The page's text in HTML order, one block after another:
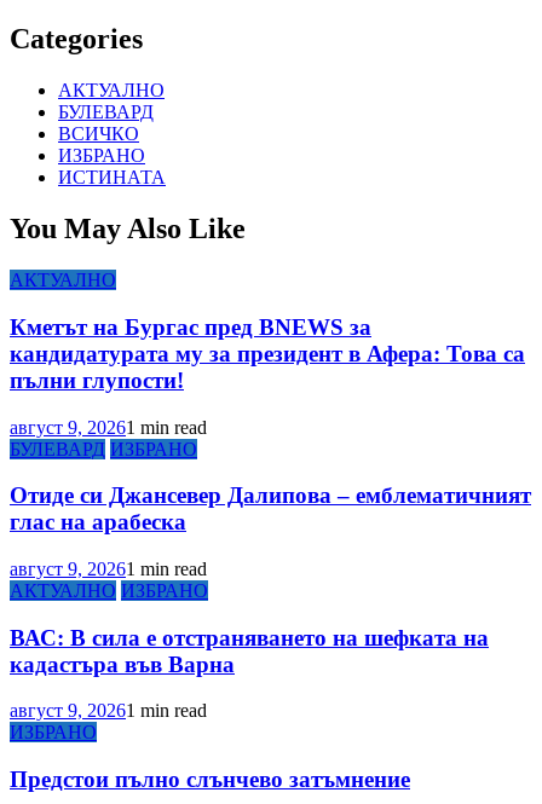
Categories
АКТУАЛНО
БУЛЕВАРД
ВСИЧКО
ИЗБРАНО
ИСТИНАТА
You May Also Like
АКТУАЛНО
Кметът на Бургас пред BNEWS за
кандидатурата му за президент в Афера: Това са
пълни глупости!
август 9, 20261 min read
БУЛЕВАРД ИЗБРАНО
Отиде си Джансевер Далипова – емблематичният
глас на арабеска
август 9, 20261 min read
АКТУАЛНО ИЗБРАНО
ВАС: В сила е отстраняването на шефката на
кадастъра във Варна
август 9, 20261 min read
ИЗБРАНО
Предстои пълно слънчево затъмнение